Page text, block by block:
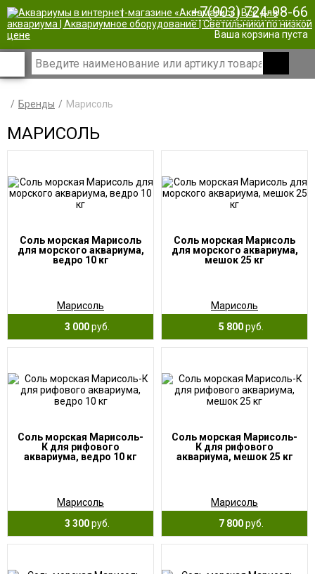
| +7(903) 724-98-66
Ваша корзина пуста
Бренды Марисоль
МАРИСОЛЬ
Соль морская Марисоль
для морского аквариума,
ведро 10 кг
Марисоль
3 000руб.
Соль морская Марисоль
для морского аквариума,
мешок 25 кг
Марисоль
5 800руб.
Соль морская Марисоль-
К для рифового
аквариума, ведро 10 кг
Марисоль
3 300руб.
Соль морская Марисоль-
К для рифового
аквариума, мешок 25 кг
Марисоль
7 800руб.